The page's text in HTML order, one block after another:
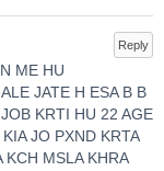
Reply
ME HU
JATE H ESA B B
KRTI HU 22 AGE
JO PXND KRTA
KCH MSLA KHRA